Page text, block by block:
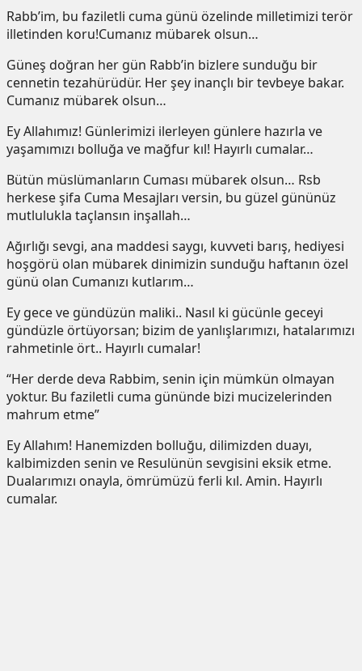
Rabb’im, bu faziletli cuma günü özelinde milletimizi terör
illetinden koru!Cumanız mübarek olsun…
Güneş doğran her gün Rabb’in bizlere sunduğu bir
cennetin tezahürüdür. Her şey inançlı bir tevbeye bakar.
Cumanız mübarek olsun…
Ey Allahımız! Günlerimizi ilerleyen günlere hazırla ve
yaşamımızı bolluğa ve mağfur kıl! Hayırlı cumalar…
Bütün müslümanların Cuması mübarek olsun… Rsb
herkese şifa Cuma Mesajları versin, bu güzel gününüz
mutlulukla taçlansın inşallah…
Ağırlığı sevgi, ana maddesi saygı, kuvveti barış, hediyesi
hoşgörü olan mübarek dinimizin sunduğu haftanın özel
günü olan Cumanızı kutlarım…
Ey gece ve gündüzün maliki.. Nasıl ki gücünle geceyi
gündüzle örtüyorsan; bizim de yanlışlarımızı, hatalarımızı
rahmetinle ört.. Hayırlı cumalar!
“Her derde deva Rabbim, senin için mümkün olmayan
yoktur. Bu faziletli cuma gününde bizi mucizelerinden
mahrum etme”
Ey Allahım! Hanemizden bolluğu, dilimizden duayı,
kalbimizden senin ve Resulünün sevgisini eksik etme.
Dualarımızı onayla, ömrümüzü ferli kıl. Amin. Hayırlı
cumalar.